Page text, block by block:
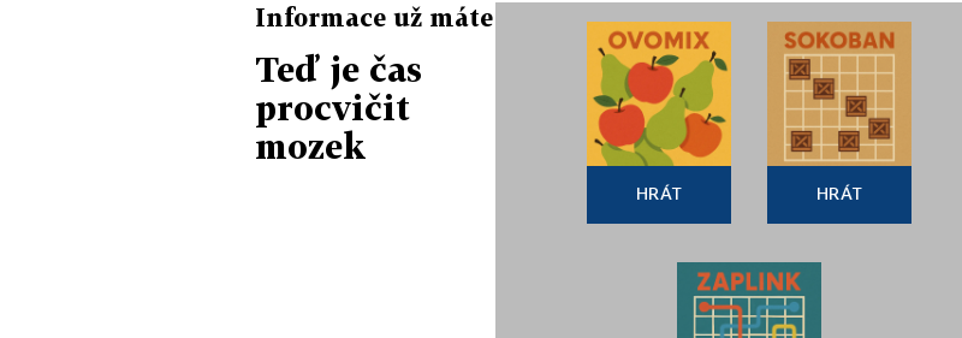
Informace už máte
Teď je čas
procvičit
mozek
HRÁT HRÁT